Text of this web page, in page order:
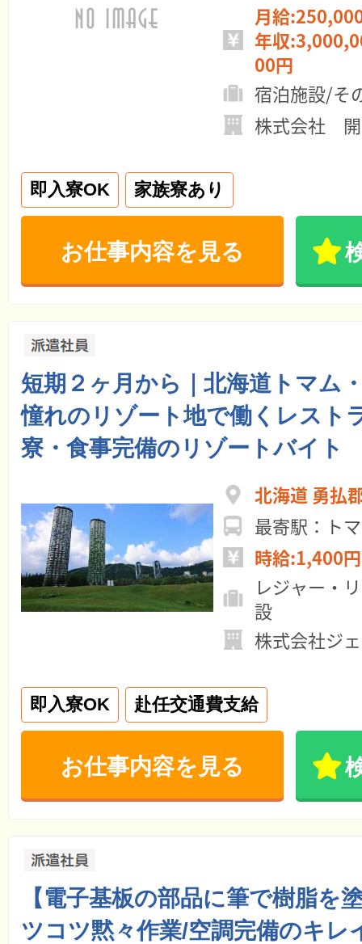
月給
年収
00円
宿泊施設/そ
株式会社
即入寮OK 家族寮あり
お仕事内容を見る
短期２ヶ月から｜北海道トマム
憧れのリゾート地で働くレスト
寮・食事完備のリゾートバイト
北海道 勇払
時給:1,400
レジャー・
設
株式会社ジ
即入寮OK 赴任交通費支給
お仕事内容を見る
【電子基板の部品に筆で樹脂を
ツコツ黙々作業/空調完備のキレ